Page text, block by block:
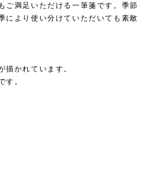
ご満足いただける一筆箋です。季節
により使い分けていただいても素敵
描かれています。
す。